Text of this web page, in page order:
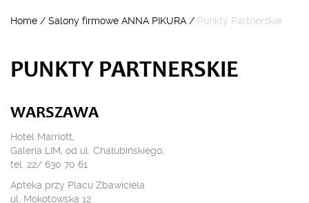
a
Home / Salony firmowe ANNA PIKURA / Punkty Partnerskie
PUNKTY PARTNERSKIE
WARSZAWA
Hotel Marriott,
Galeria LIM, od ul. Chałubińskiego,
tel. 22/ 630 70 61
Apteka przy Placu Zbawiciela
ul. Mokotowska 12